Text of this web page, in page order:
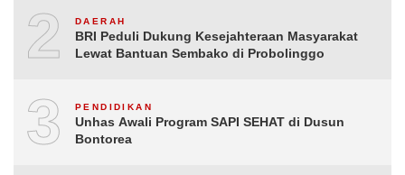
2 DAERAH
BRI Peduli Dukung Kesejahteraan Masyarakat
Lewat Bantuan Sembako di Probolinggo
3 PENDIDIKAN
Unhas Awali Program SAPI SEHAT di Dusun
Bontorea